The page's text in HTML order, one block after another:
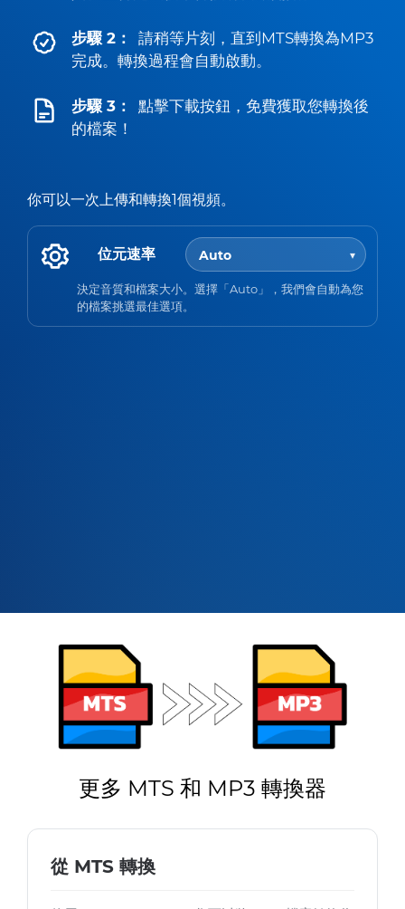
步驟 2：
請稍等片刻，直到MTS轉換為MP3
完成。轉換過程會自動啟動。
步驟 3：
點擊下載按鈕，免費獲取您轉換後
的檔案！
你可以一次上傳和轉換1個視頻。
位元速率
決定音質和檔案大小。選擇「Auto」，我們會自動為您
的檔案挑選最佳選項。
更多 MTS 和 MP3 轉換器
從 MTS 轉換